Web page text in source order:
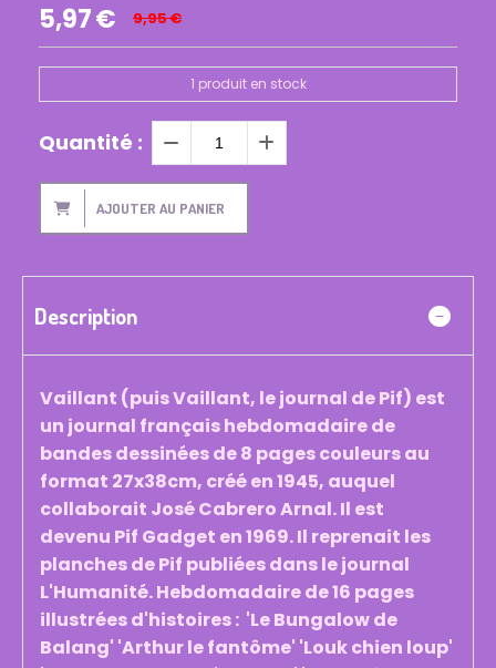
5,97€ 9,95€
1 produit en stock
Quantité :
AJOUTER AU PANIER
Description
Vaillant (puis Vaillant, le journal de Pif) est
un journal français hebdomadaire de
bandes dessinées de 8 pages couleurs au
format 27x38cm, créé en 1945, auquel
collaborait José Cabrero Arnal. Il est
devenu Pif Gadget en 1969. Il reprenait les
planches de Pif publiées dans le journal
L'Humanité. Hebdomadaire de 16 pages
illustrées d'histoires : 'Le Bungalow de
Balang' 'Arthur le fantôme' 'Louk chien loup'